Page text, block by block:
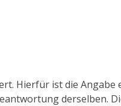
Hierfür ist die Angabe
derselben.